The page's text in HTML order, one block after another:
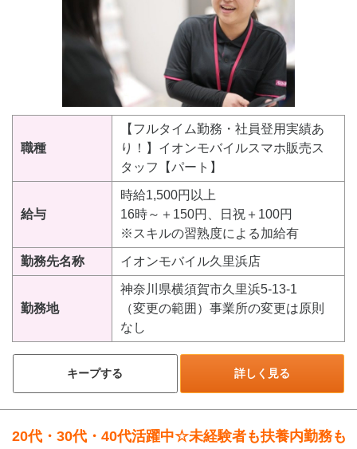
職種
【フルタイム勤務・社員登用実績あ
り！】イオンモバイルスマホ販売ス
タッフ【パート】
給与
時給1,500円以上
16時～＋150円、日祝＋100円
※スキルの習熟度による加給有
勤務先名称 イオンモバイル久里浜店
勤務地
神奈川県横須賀市久里浜5-13-1
（変更の範囲）事業所の変更は原則
なし
キープする 詳しく見る
20代・30代・40代活躍中☆未経験者も扶養内勤務も